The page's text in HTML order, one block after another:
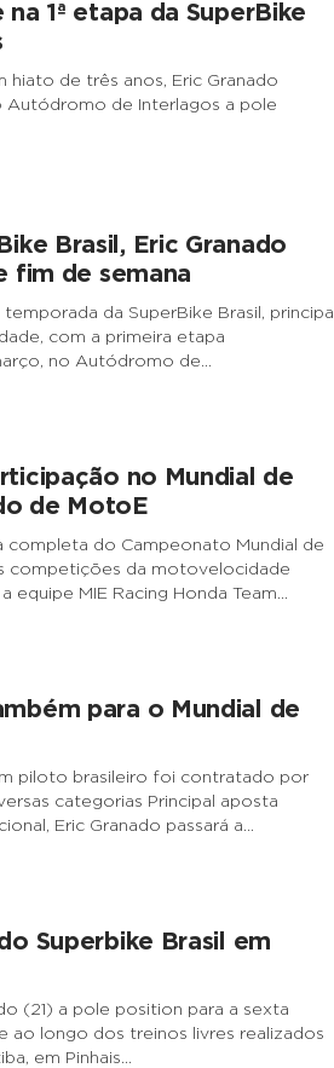
1ª etapa da SuperBike
hiato de três anos, Eric Granado
Autódromo de Interlagos a pole
Brasil, Eric Granado
fim de semana
da SuperBike Brasil, principal
com a primeira etapa
no Autódromo de…
no Mundial de
de MotoE
do Campeonato Mundial de
competições da motovelocidade
equipe MIE Racing Honda Team…
para o Mundial de
piloto brasileiro foi contratado por
categorias Principal aposta
Eric Granado passará a…
Superbike Brasil em
(21) a pole position para a sexta
ao longo dos treinos livres realizados
em Pinhais…